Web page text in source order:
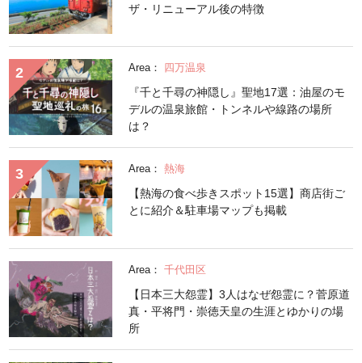
ザ・リニューアル後の特徴
Area： 四万温泉
『千と千尋の神隠し』聖地17選：油屋のモ
デルの温泉旅館・トンネルや線路の場所
は？
Area： 熱海
【熱海の食べ歩きスポット15選】商店街ご
とに紹介＆駐車場マップも掲載
Area： 千代田区
【日本三大怨霊】3人はなぜ怨霊に？菅原道
真・平将門・崇徳天皇の生涯とゆかりの場
所